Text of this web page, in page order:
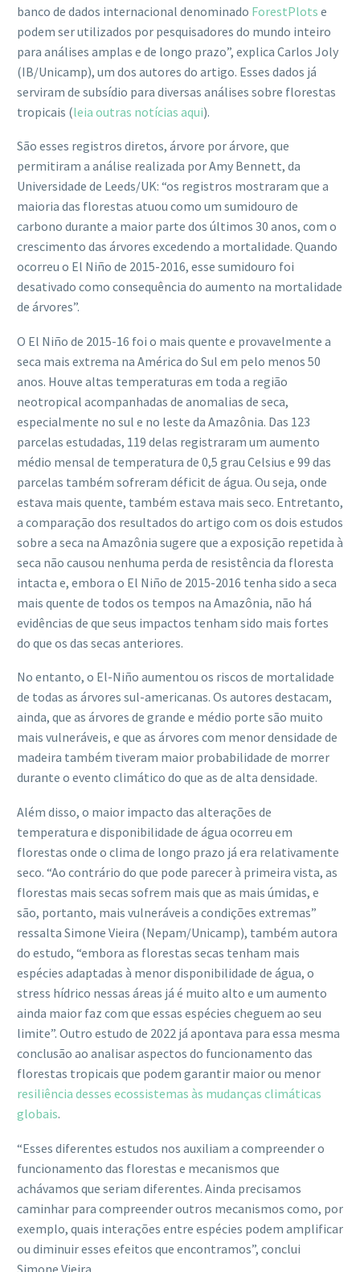
banco de dados internacional denominado ForestPlots e
podem ser utilizados por pesquisadores do mundo inteiro
para análises amplas e de longo prazo”, explica Carlos Joly
(IB/Unicamp), um dos autores do artigo. Esses dados já
serviram de subsídio para diversas análises sobre florestas
tropicais (leia outras notícias aqui).
São esses registros diretos, árvore por árvore, que
permitiram a análise realizada por Amy Bennett, da
Universidade de Leeds/UK: “os registros mostraram que a
maioria das florestas atuou como um sumidouro de
carbono durante a maior parte dos últimos 30 anos, com o
crescimento das árvores excedendo a mortalidade. Quando
ocorreu o El Niño de 2015-2016, esse sumidouro foi
desativado como consequência do aumento na mortalidade
de árvores”.
O El Niño de 2015-16 foi o mais quente e provavelmente a
seca mais extrema na América do Sul em pelo menos 50
anos. Houve altas temperaturas em toda a região
neotropical acompanhadas de anomalias de seca,
especialmente no sul e no leste da Amazônia. Das 123
parcelas estudadas, 119 delas registraram um aumento
médio mensal de temperatura de 0,5 grau Celsius e 99 das
parcelas também sofreram déficit de água. Ou seja, onde
estava mais quente, também estava mais seco. Entretanto,
a comparação dos resultados do artigo com os dois estudos
sobre a seca na Amazônia sugere que a exposição repetida à
seca não causou nenhuma perda de resistência da floresta
intacta e, embora o El Niño de 2015-2016 tenha sido a seca
mais quente de todos os tempos na Amazônia, não há
evidências de que seus impactos tenham sido mais fortes
do que os das secas anteriores.
No entanto, o El-Niño aumentou os riscos de mortalidade
de todas as árvores sul-americanas. Os autores destacam,
ainda, que as árvores de grande e médio porte são muito
mais vulneráveis, e que as árvores com menor densidade de
madeira também tiveram maior probabilidade de morrer
durante o evento climático do que as de alta densidade.
Além disso, o maior impacto das alterações de
temperatura e disponibilidade de água ocorreu em
florestas onde o clima de longo prazo já era relativamente
seco. “Ao contrário do que pode parecer à primeira vista, as
florestas mais secas sofrem mais que as mais úmidas, e
são, portanto, mais vulneráveis a condições extremas”
ressalta Simone Vieira (Nepam/Unicamp), também autora
do estudo, “embora as florestas secas tenham mais
espécies adaptadas à menor disponibilidade de água, o
stress hídrico nessas áreas já é muito alto e um aumento
ainda maior faz com que essas espécies cheguem ao seu
limite”. Outro estudo de 2022 já apontava para essa mesma
conclusão ao analisaraspectos do funcionamento das
florestas tropicais que podem garantir maior ou menor
resiliência desses ecossistemas às mudanças climáticas
globais.
“Esses diferentes estudos nos auxiliam a compreender o
funcionamento das florestas e mecanismos que
achávamos que seriam diferentes. Ainda precisamos
caminhar para compreender outros mecanismos como, por
exemplo, quais interações entre espécies podem amplificar
ou diminuir esses efeitos que encontramos”, conclui
Simone Vieira.